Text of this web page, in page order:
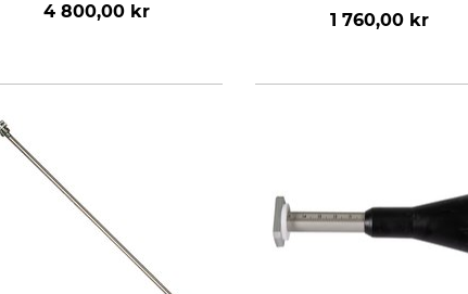
4 800,00 kr
1 760,00 kr